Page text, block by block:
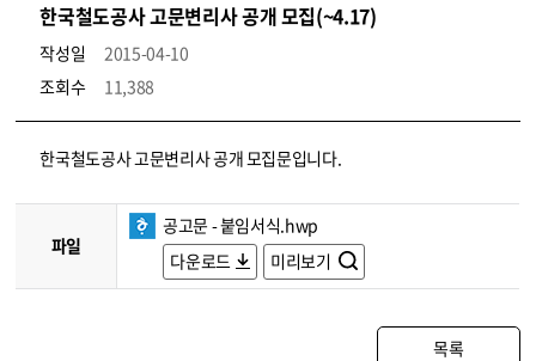
한국철도공사 고문변리사 공개 모집(~4.17)
작성일
2015-04-10
조회수
11,388
코레일소개_경영공시_채용공고 상세보기 – 내용, 파일, 담당자 연락처로 구성
한국철도공사 고문변리사 공개 모집문입니다.
파일
공고문 - 붙임서식.hwp
다운로드
미리보기
목록